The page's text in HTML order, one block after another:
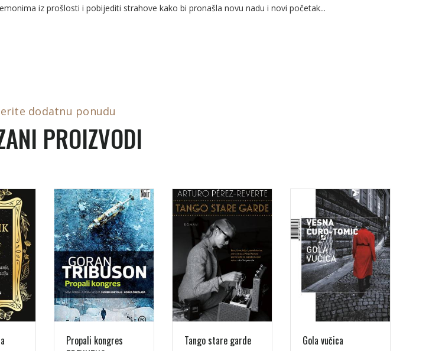
iz prošlosti i pobijediti strahove kako bi pronašla novu nadu i novi početak...
dodatnu ponudu
PROIZVODI
Propali kongres
Tango stare garde Gola vučica